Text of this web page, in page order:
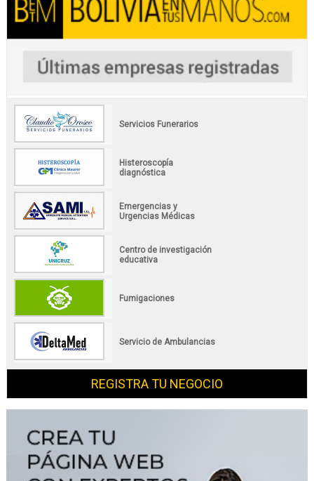
Servicios Funerarios
Histeroscopía
diagnóstica
Emergencias y
Urgencias Médicas
Centro de investigación
educativa
Fumigaciones
Servicio de Ambulancias
REGISTRA TU NEGOCIO